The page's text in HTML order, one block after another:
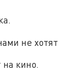
не хотят
кино.